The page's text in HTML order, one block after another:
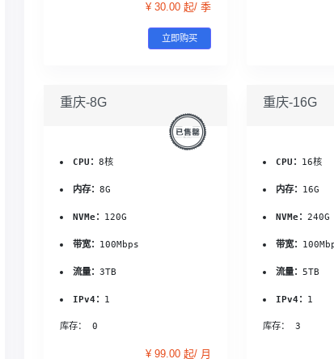
¥ 30.00 起/ 季
立即购买
重庆-8G
CPU： 8核
内存： 8G
NVMe： 120G
带宽： 100Mbps
流量： 3TB
IPv4： 1
库存： 0
¥ 99.00 起/ 月
重庆-16G
CPU： 16核
内存： 16G
NVMe：240G
带宽：
流量：5TB
IPv4： 1
库存： 3